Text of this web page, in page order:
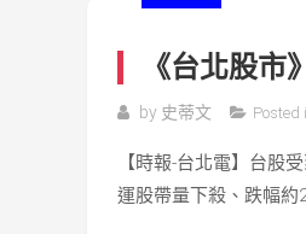
《台北股
by 史蒂文 Posted
【時報-台北電】台股
運股帶量下殺、跌幅約